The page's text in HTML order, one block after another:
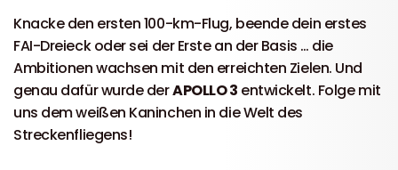
Knacke den ersten 100-km-Flug, beende dein erstes
FAI-Dreieck oder sei der Erste an der Basis … die
Ambitionen wachsen mit den erreichten Zielen. Und
genau dafür wurde derAPOLLO 3 entwickelt. Folge mit
uns dem weißen Kaninchen in die Welt des
Streckenfliegens!